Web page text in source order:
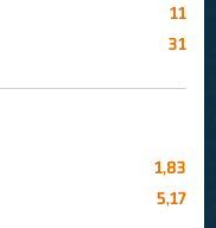
11
31
1,83
5,17